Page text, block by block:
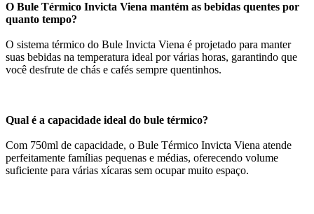
O Bule Térmico Invicta Viena mantém as bebidas quentes por
quanto tempo?
O sistema térmico do Bule Invicta Viena é projetado para manter
suas bebidas na temperatura ideal por várias horas, garantindo que
você desfrute de chás e cafés sempre quentinhos.
Qual é a capacidade ideal do bule térmico?
Com 750ml de capacidade, o Bule Térmico Invicta Viena atende
perfeitamente famílias pequenas e médias, oferecendo volume
suficiente para várias xícaras sem ocupar muito espaço.